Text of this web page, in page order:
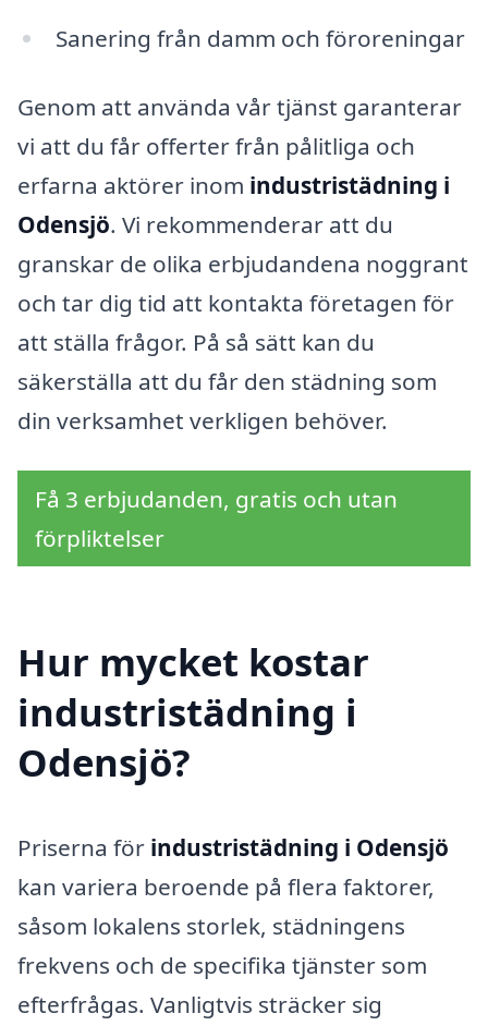
Sanering från damm och föroreningar
Genom att använda vår tjänst garanterar
vi att du får offerter från pålitliga och
erfarna aktörer inom industristädning i
Odensjö. Vi rekommenderar att du
granskar de olika erbjudandena noggrant
och tar dig tid att kontakta företagen för
att ställa frågor. På så sätt kan du
säkerställa att du får den städning som
din verksamhet verkligen behöver.
Få 3 erbjudanden, gratis och utan
förpliktelser
Hur mycket kostar
industristädning i
Odensjö?
Priserna för industristädning i Odensjö
kan variera beroende på flera faktorer,
såsom lokalens storlek, städningens
frekvens och de specifika tjänster som
efterfrågas. Vanligtvis sträcker sig